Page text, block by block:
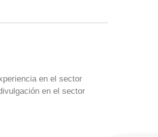
en el sector
en el sector